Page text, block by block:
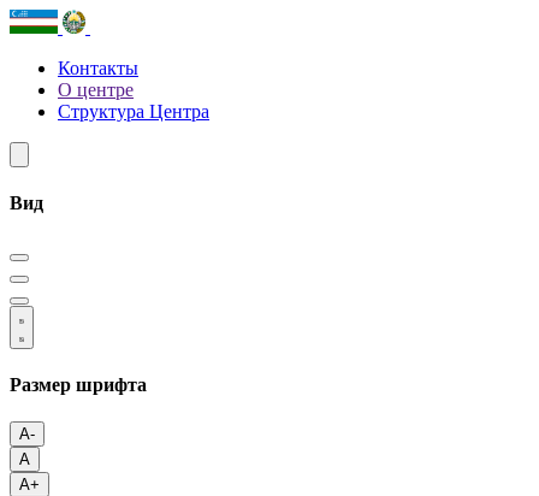
Контакты
О центре
Структура Центра
Вид
Размер шрифта
A-
A
A+